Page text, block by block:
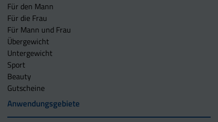
Für den Mann
Für die Frau
Für Mann und Frau
Übergewicht
Untergewicht
Sport
Beauty
Gutscheine
Anwendungsgebiete